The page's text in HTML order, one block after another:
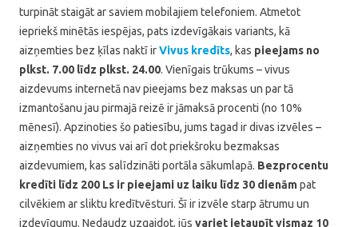
turpināt staigāt ar saviem mobilajiem telefoniem. Atmetot
iepriekš minētās iespējas, pats izdevīgākais variants, kā
aizņemties bez ķīlas naktī irVivus kredīts, kas pieejams no
plkst. 7.00 līdz plkst. 24.00. Vienīgais trūkums – vivus
aizdevums internetā nav pieejams bez maksas un par tā
izmantošanu jau pirmajā reizē ir jāmaksā procenti (no 10%
mēnesī). Apzinoties šo patiesību, jums tagad ir divas izvēles –
aizņemties no vivus vai arī dot priekšroku bezmaksas
aizdevumiem, kas salīdzināti portāla sākumlapā. Bezprocentu
kredīti līdz 200 Ls ir pieejami uz laiku līdz 30 dienāmpat
cilvēkiem ar sliktu kredītvēsturi. Šī ir izvēle starp ātrumu un
izdevīgumu. Nedaudz uzgaidot, jūs variet ietaupīt vismaz 10